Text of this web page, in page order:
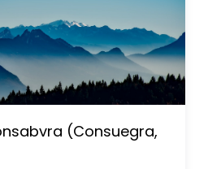
(Consuegra,